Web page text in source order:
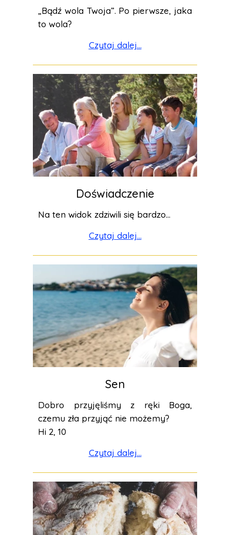
„Bądź wola Twoja”. Po pierwsze, jaka
to wola?
Czytaj dalej...
Doświadczenie
Na ten widok zdziwili się bardzo...
Czytaj dalej...
Sen
Dobro przyjęliśmy z ręki Boga,
czemu zła przyjąć nie możemy?
Hi 2, 10
Czytaj dalej...